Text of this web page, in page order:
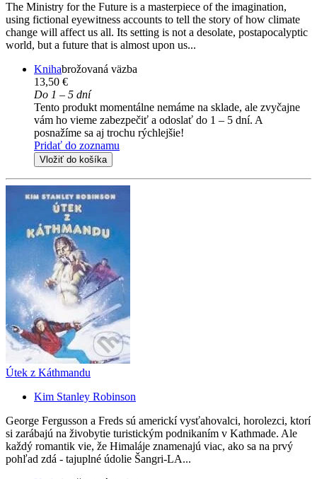
The Ministry for the Future is a masterpiece of the imagination,
using fictional eyewitness accounts to tell the story of how climate
change will affect us all. Its setting is not a desolate, postapocalyptic
world, but a future that is almost upon us...
Knihabrožovaná väzba
13,50 €
Do 1 – 5 dní
Tento produkt momentálne nemáme na sklade, ale zvyčajne
vám ho vieme zabezpečiť a odoslať do 1 – 5 dní. A
posnažíme sa aj trochu rýchlejšie!
Pridať do zoznamu
Vložiť do košíka
Útek z Káthmandu
Kim Stanley Robinson
George Fergusson a Freds sú americkí vysťahovalci, horolezci, ktorí
si zarábajú na živobytie turistickým podnikaním v Kathmade. Ale
každý romantik vie, že Himaláje znamenajú viac, ako sa na prvý
pohľad zdá - tajuplné údolie Šangri-LA...